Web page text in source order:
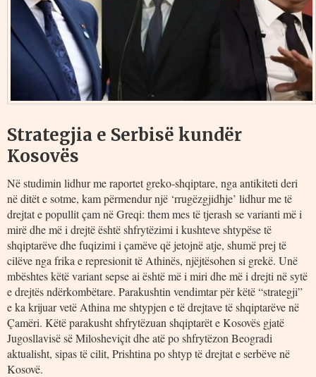
Strategjia e Serbisë kundër
Kosovës
Në studimin lidhur me raportet greko-shqiptare, nga antikiteti deri
në ditët e sotme, kam përmendur një ‘rrugëzgjidhje’ lidhur me të
drejtat e popullit çam në Greqi: them mes të tjerash se varianti më i
mirë dhe më i drejtë është shfrytëzimi i kushteve shtypëse të
shqiptarëve dhe fuqizimi i çamëve që jetojnë atje, shumë prej të
cilëve nga frika e represionit të Athinës, njëjtësohen si grekë. Unë
mbështes këtë variant sepse ai është më i miri dhe më i drejti në sytë
e drejtës ndërkombëtare. Parakushtin vendimtar për këtë “strategji”
e ka krijuar vetë Athina me shtypjen e të drejtave të shqiptarëve në
Çamëri. Këtë parakusht shfrytëzuan shqiptarët e Kosovës gjatë
Jugosllavisë së Milosheviçit dhe atë po shfrytëzon Beogradi
aktualisht, sipas të cilit, Prishtina po shtyp të drejtat e serbëve në
Kosovë.